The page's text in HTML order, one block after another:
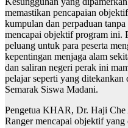
memastikan pencapaian
kumpulan dan perpaduan
mencapai objektif program ini.
peluang untuk para peserta
kepentingan menjaga alam
dan saliran negeri perak ini
pelajar seperti yang
Semarak Siswa Madani.
Pengetua KHAR, Dr. Haji Che
Ranger mencapai objektif